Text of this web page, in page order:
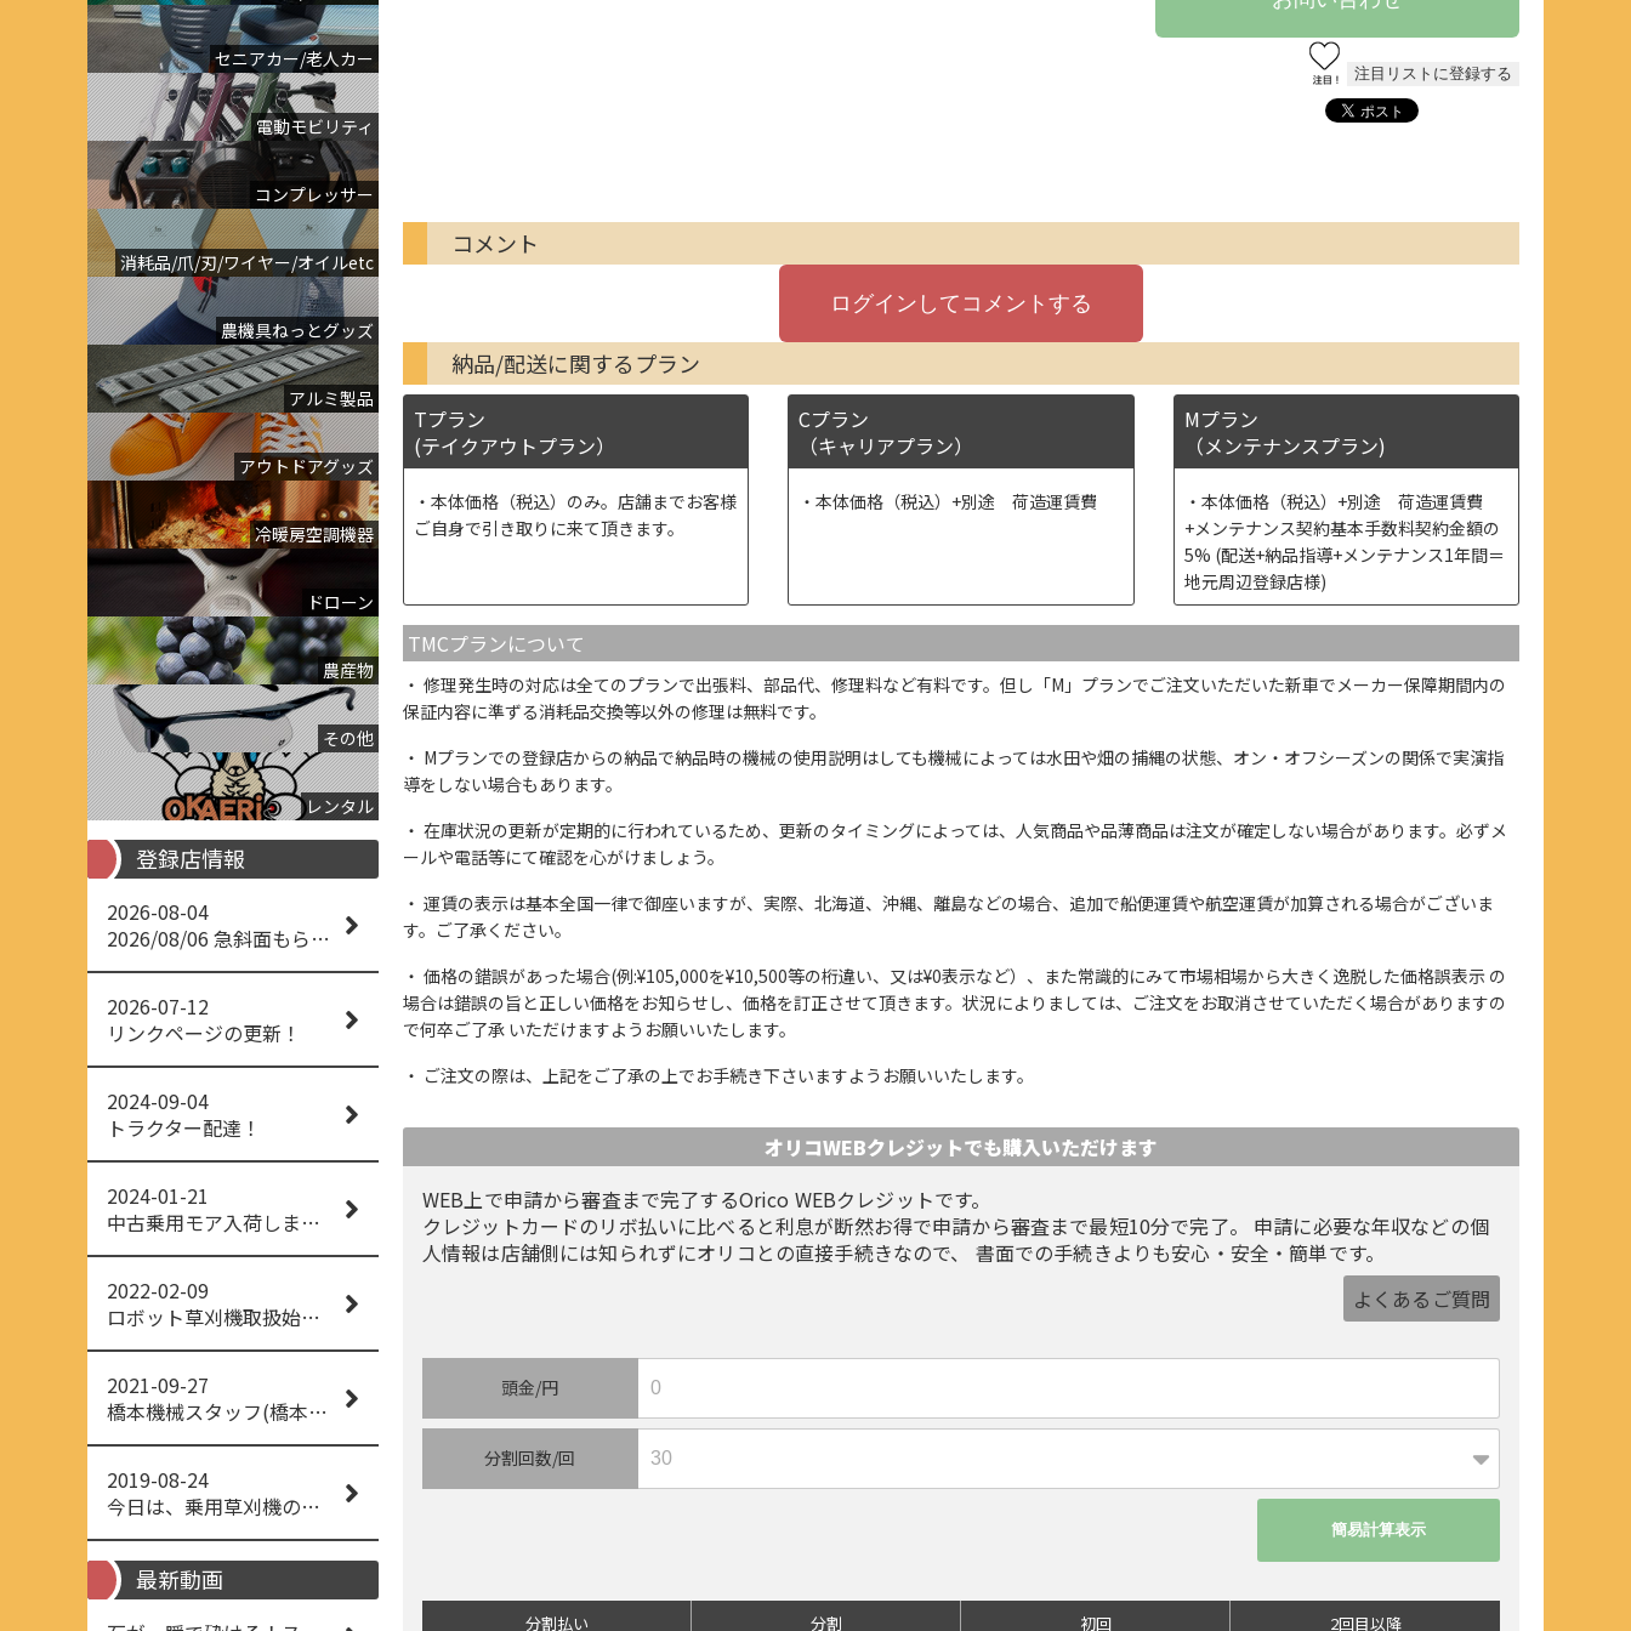
セニアカー/老人カー
電動モビリティ
コンプレッサー
消耗品/爪/刃/ワイヤー/オイルetc
農機具ねっとグッズ
アルミ製品
アウトドアグッズ
冷暖房空調機器
ドローン
農産物
その他
レンタル
登録店情報
2026-08-04
2026/08/06 急斜面もらくらく草刈り
2026-07-12
リンクページの更新！
2024-09-04
トラクター配達！
2024-01-21
中古乗用モア入荷しました！
2022-02-09
ロボット草刈機取扱始めました！
2021-09-27
橋本機械スタッフ(橋本機械(株))
2019-08-24
今日は、乗用草刈機の納品でした！ 流行りの、4WD！ #イセキアグリ #オーレック #四駆 #増税間近
最新動画
コメント
納品/配送に関するプラン
Tプラン
(テイクアウトプラン）
本体価格（税込）のみ。店舗までお客様
ご自身で引き取りに来て頂きます。
Cプラン
（キャリアプラン）
本体価格（税込）+別途 荷造運賃費
Mプラン
（メンテナンスプラン)
本体価格（税込）+別途 荷造運賃費
+メンテナンス契約基本手数料契約金額の
5% (配送+納品指導+メンテナンス1年間＝
地元周辺登録店様)
TMCプランについて
修理発生時の対応は全てのプランで出張料、部品代、修理料など有料です。但し「M」プランでご注文いただいた新車でメーカー保障期間内の
保証内容に準ずる消耗品交換等以外の修理は無料です。
Mプランでの登録店からの納品で納品時の機械の使用説明はしても機械によっては水田や畑の捕縄の状態、オン・オフシーズンの関係で実演指
導をしない場合もあります。
在庫状況の更新が定期的に行われているため、更新のタイミングによっては、人気商品や品薄商品は注文が確定しない場合があります。必ずメ
ールや電話等にて確認を心がけましょう。
運賃の表示は基本全国一律で御座いますが、実際、北海道、沖縄、離島などの場合、追加で船便運賃や航空運賃が加算される場合がございま
す。ご了承ください。
価格の錯誤があった場合(例:¥105,000を¥10,500等の桁違い、又は¥0表示など）、また常識的にみて市場相場から大きく逸脱した価格誤表示 の
場合は錯誤の旨と正しい価格をお知らせし、価格を訂正させて頂きます。状況によりましては、ご注文をお取消させていただく場合がありますの
で何卒ご了承 いただけますようお願いいたします。
ご注文の際は、上記をご了承の上でお手続き下さいますようお願いいたします。
オリコWEBクレジットでも購入いただけます
WEB上で申請から審査まで完了するOrico WEBクレジットです。
クレジットカードのリボ払いに比べると利息が断然お得で申請から審査まで最短10分で完了。 申請に必要な年収などの個
人情報は店舗側には知られずにオリコとの直接手続きなので、 書面での手続きよりも安心・安全・簡単です。
よくあるご質問
頭金/円
分割回数/回
分割払い 分割 初回 2回目以降